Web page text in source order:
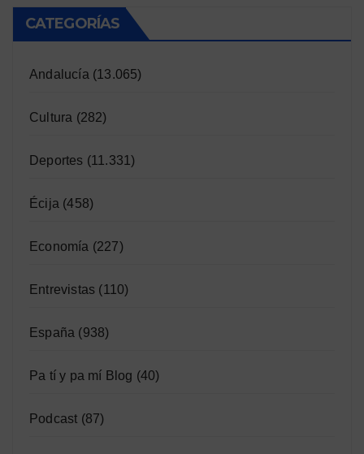
CATEGORÍAS
Andalucía (13.065)
Cultura (282)
Deportes (11.331)
Écija (458)
Economía (227)
Entrevistas (110)
España (938)
Pa tí y pa mí Blog (40)
Podcast (87)